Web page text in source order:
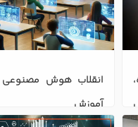
آموزش